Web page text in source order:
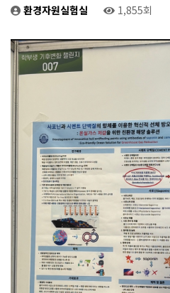
환경자원실험실 1,855회